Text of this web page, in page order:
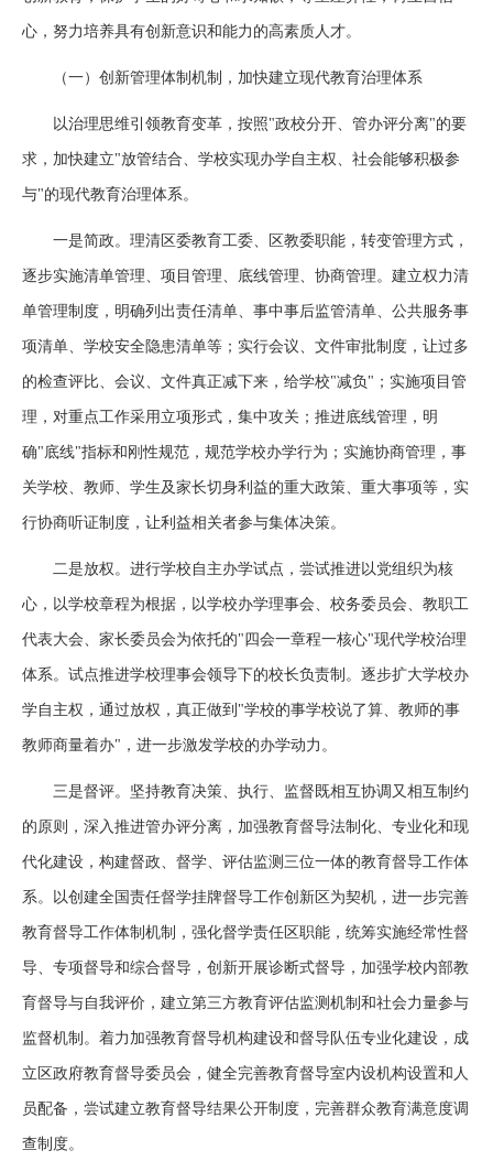
心，努力培养具有创新意识和能力的高素质人才。
（一）创新管理体制机制，加快建立现代教育治理体系
以治理思维引领教育变革，按照"政校分开、管办评分离"的要
求，加快建立"放管结合、学校实现办学自主权、社会能够积极参
与"的现代教育治理体系。
一是简政。理清区委教育工委、区教委职能，转变管理方式，
逐步实施清单管理、项目管理、底线管理、协商管理。建立权力清
单管理制度，明确列出责任清单、事中事后监管清单、公共服务事
项清单、学校安全隐患清单等；实行会议、文件审批制度，让过多
的检查评比、会议、文件真正减下来，给学校"减负"；实施项目管
理，对重点工作采用立项形式，集中攻关；推进底线管理，明
确"底线"指标和刚性规范，规范学校办学行为；实施协商管理，事
关学校、教师、学生及家长切身利益的重大政策、重大事项等，实
行协商听证制度，让利益相关者参与集体决策。
二是放权。进行学校自主办学试点，尝试推进以党组织为核
心，以学校章程为根据，以学校办学理事会、校务委员会、教职工
代表大会、家长委员会为依托的"四会一章程一核心"现代学校治理
体系。试点推进学校理事会领导下的校长负责制。逐步扩大学校办
学自主权，通过放权，真正做到"学校的事学校说了算、教师的事
教师商量着办"，进一步激发学校的办学动力。
三是督评。坚持教育决策、执行、监督既相互协调又相互制约
的原则，深入推进管办评分离，加强教育督导法制化、专业化和现
代化建设，构建督政、督学、评估监测三位一体的教育督导工作体
系。以创建全国责任督学挂牌督导工作创新区为契机，进一步完善
教育督导工作体制机制，强化督学责任区职能，统筹实施经常性督
导、专项督导和综合督导，创新开展诊断式督导，加强学校内部教
育督导与自我评价，建立第三方教育评估监测机制和社会力量参与
监督机制。着力加强教育督导机构建设和督导队伍专业化建设，成
立区政府教育督导委员会，健全完善教育督导室内设机构设置和人
员配备，尝试建立教育督导结果公开制度，完善群众教育满意度调
查制度。